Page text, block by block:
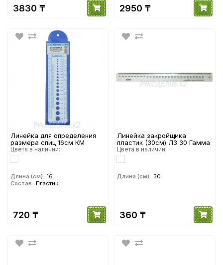
3830 ₸ 2950 ₸
Линейка для определения
размера спиц 16см КМ
Цвета в наличии:
Длина (см): 16
Состав: Пластик
720 ₸
Линейка закройщика
пластик (30см) ЛЗ 30 Гамма
Цвета в наличии:
Длина (см): 30
360 ₸